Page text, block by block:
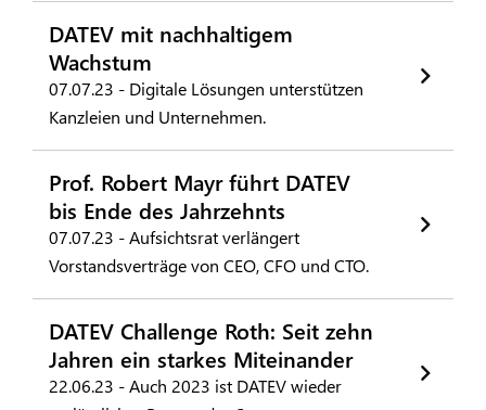
DATEV mit nachhaltigem
Wachstum
07.07.23 - Digitale Lösungen unterstützen
Kanzleien und Unternehmen.
Prof. Robert Mayr führt DATEV
bis Ende des Jahrzehnts
07.07.23 - Aufsichtsrat verlängert
Vorstandsverträge von CEO, CFO und CTO.
DATEV Challenge Roth: Seit zehn
Jahren ein starkes Miteinander
22.06.23 - Auch 2023 ist DATEV wieder